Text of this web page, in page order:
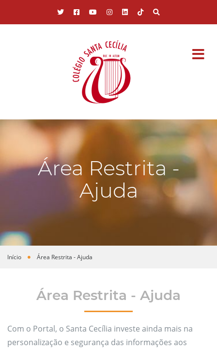
Área Restrita -
Ajuda
Você está aqui
Início Área Restrita - Ajuda
Área Restrita - Ajuda
Com o Portal, o Santa Cecília investe ainda mais na
personalização e segurança das informações aos